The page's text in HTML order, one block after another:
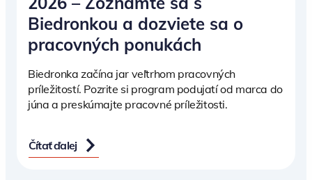
Biedronkou a dozviete sa o
pracovných ponukách
Biedronka začína jar veľtrhom pracovných
príležitostí. Pozrite si program podujatí od marca do
júna a preskúmajte pracovné príležitosti.
Čítať ďalej